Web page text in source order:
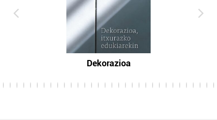
Dekorazioa